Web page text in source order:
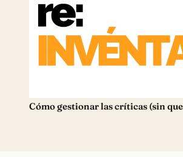
Cómo gestionar las críticas (sin